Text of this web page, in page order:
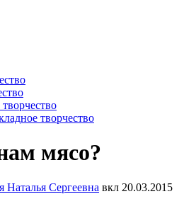
творчество
мясо?
Наталья Сергеевна вкл 20.03.2015